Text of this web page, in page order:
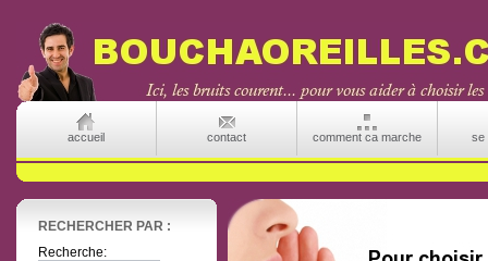
accueil contact comment ca marche se
RECHERCHER PAR :
Recherche: